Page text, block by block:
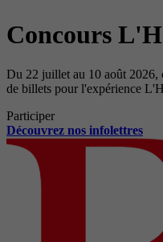
Concours
Du 22 juillet au 10 août 2026,
de billets pour l'expérience
Participer
Découvrez nos infolettres